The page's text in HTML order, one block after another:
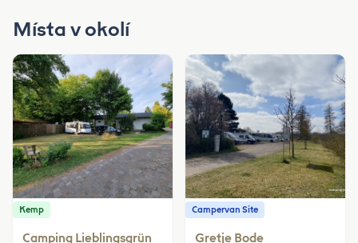
Místa v okolí
Kemp
Camping Lieblingsgrün
Campervan Site
Gretje Bode